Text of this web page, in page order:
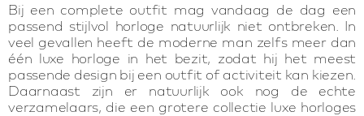
Bij een complete outfit mag vandaag de dag een
passend stijlvol horloge natuurlijk niet ontbreken. In
veel gevallen heeft de moderne man zelfs meer dan
één luxe horloge in het bezit, zodat hij het meest
passende design bij een outfit of activiteit kan kiezen.
Daarnaast zijn er natuurlijk ook nog de echte
verzamelaars, die een grotere collectie luxe horloges